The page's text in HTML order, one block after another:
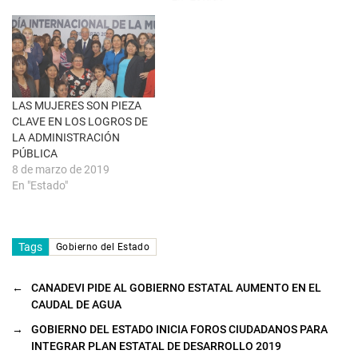
v
e
n
t
a
n
a
n
u
e
v
a
)
LAS MUJERES SON PIEZA
CLAVE EN LOS LOGROS DE
LA ADMINISTRACIÓN
PÚBLICA
8 de marzo de 2019
En "Estado"
Tags Gobierno del Estado
←
CANADEVI PIDE AL GOBIERNO ESTATAL AUMENTO EN EL
CAUDAL DE AGUA
→
GOBIERNO DEL ESTADO INICIA FOROS CIUDADANOS PARA
INTEGRAR PLAN ESTATAL DE DESARROLLO 2019